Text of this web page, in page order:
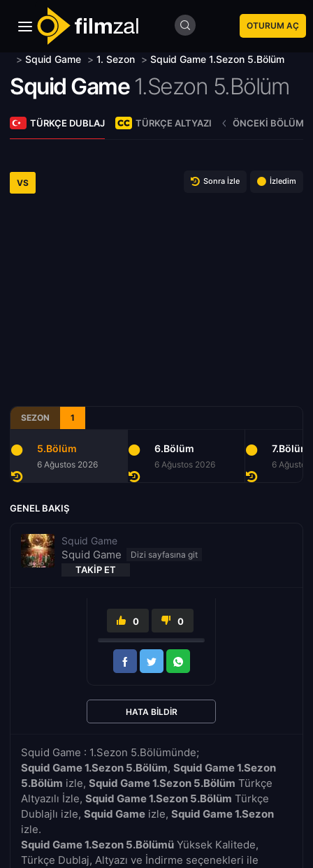
OTURUM AÇ
> Squid Game > 1. Sezon > Squid Game 1.Sezon 5.Bölüm
Squid Game 1.Sezon 5.Bölüm
TÜRKÇE DUBLAJ TÜRKÇE ALTYAZI ÖNCEKI BÖLÜM
VS Sonra İzle İzledim
SEZON 1
5.Bölüm
6 Ağustos 2026
6.Bölüm
6 Ağustos 2026
7.Bölüm
6 Ağustos
GENEL BAKIŞ
Squid Game
Squid Game
TAKIP ET
Squid Game : 1.Sezon 5.Bölümünde;
Squid Game 1.Sezon 5.Bölüm, Squid Game 1.Sezon
5.Bölüm izle, Squid Game 1.Sezon 5.Bölüm Türkçe
Altyazılı İzle, Squid Game 1.Sezon 5.Bölüm Türkçe
Dublajlı izle, Squid Game izle, Squid Game 1.Sezon
izle.
Squid Game 1.Sezon 5.Bölümü Yüksek Kalitede,
Türkçe Dublaj, Altyazı ve İndirme seçenekleri ile
0 0
HATA BILDIR